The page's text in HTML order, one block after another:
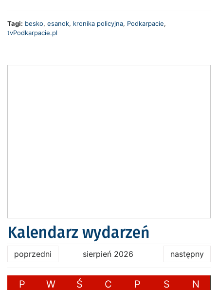
Tagi: besko, esanok, kronika policyjna, Podkarpacie,
tvPodkarpacie.pl
Kalendarz wydarzeń
poprzedni sierpień 2026 następny
P W Ś C P S N